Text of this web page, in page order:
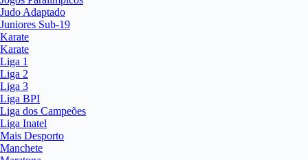
Judo Adaptado
Juniores Sub-19
Karate
Karate
Liga 1
Liga 2
Liga 3
Liga BPI
Liga dos Campeões
Liga Inatel
Mais Desporto
Manchete